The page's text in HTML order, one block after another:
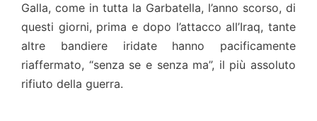
Galla, come in tutta la Garbatella, l’anno scorso, di
questi giorni, prima e dopo l’attacco all’Iraq, tante
altre bandiere iridate hanno pacificamente
riaffermato, “senza se e senza ma”, il più assoluto
rifiuto della guerra.